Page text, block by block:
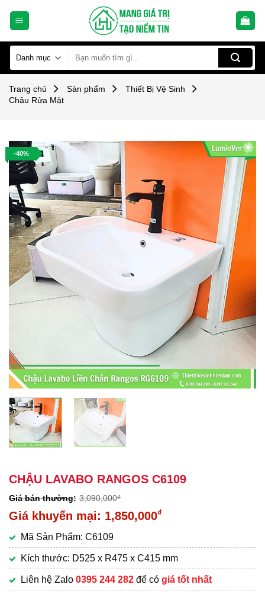
kiếm:
Trang chủ Sản phẩm
Thiết Bị Vệ Sinh
Chậu Rửa Mặt
-40%
CHẬU LAVABO RANGOS C6109
3,090,000₫
Giá
là:
3,090,000₫.
1,850,000₫
hiện
tại
là:
1,850,000₫.
Mã Sản Phẩm: C6109
Kích thước: D525 x R475 x C415 mm
Liên hệ Zalo 0395 244 282 để có giá tốt nhất